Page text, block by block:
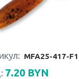
MFA25-417-
7.20 BYN